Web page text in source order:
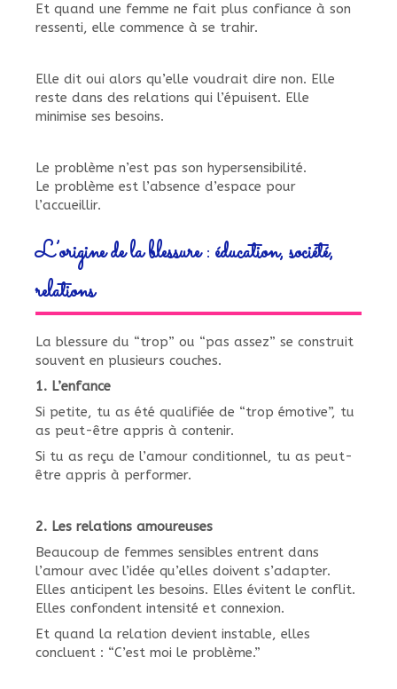
Et quand une femme ne fait plus confiance à son
ressenti, elle commence à se trahir.
Elle dit oui alors qu’elle voudrait dire non. Elle
reste dans des relations qui l’épuisent. Elle
minimise ses besoins.
Le problème n’est pas son hypersensibilité.
Le problème est l’absence d’espace pour
l’accueillir.
L’origine de la blessure : éducation, société,
relations
La blessure du “trop” ou “pas assez” se construit
souvent en plusieurs couches.
1. L’enfance
Si petite, tu as été qualifiée de “trop émotive”, tu
as peut-être appris à contenir.
Si tu as reçu de l’amour conditionnel, tu as peut-
être appris à performer.
2. Les relations amoureuses
Beaucoup de femmes sensibles entrent dans
l’amour avec l’idée qu’elles doivent s’adapter.
Elles anticipent les besoins. Elles évitent le conflit.
Elles confondent intensité et connexion.
Et quand la relation devient instable, elles
concluent : “C’est moi le problème.”